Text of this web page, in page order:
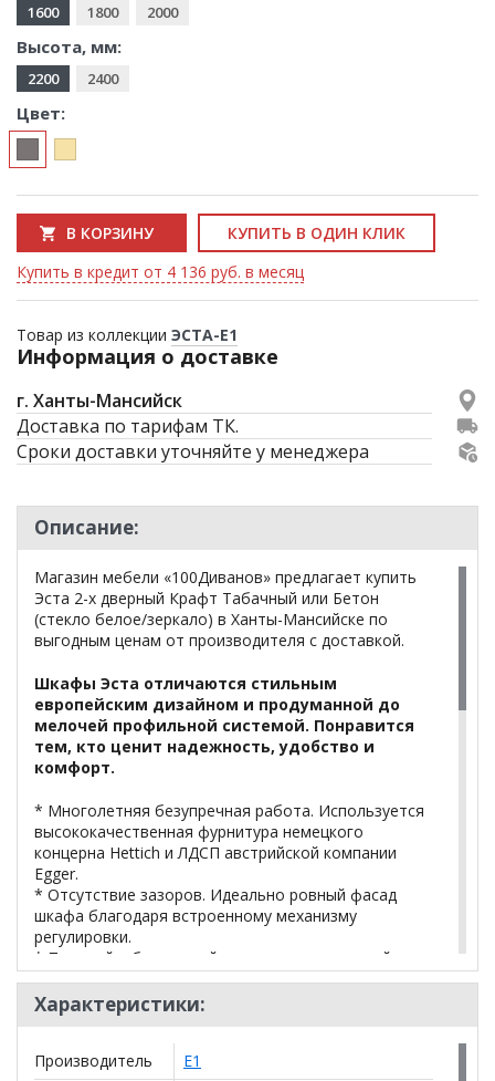
1600 1800 2000
Высота, мм:
2200 2400
Цвет:
В КОРЗИНУ
КУПИТЬ В ОДИН КЛИК
Купить в кредит от 4 136 руб. в месяц
Товар из коллекции ЭСТА-E1
Информация о доставке
г. Ханты-Мансийск
Доставка по тарифам ТК.
Сроки доставки уточняйте у менеджера
Описание:
Магазин мебели «100Диванов» предлагает купить
Эста 2-х дверный Крафт Табачный или Бетон
(стекло белое/зеркало) в Ханты-Мансийске по
выгодным ценам от производителя с доставкой.
Шкафы Эста отличаются стильным
европейским дизайном и продуманной до
мелочей профильной системой. Понравится
тем, кто ценит надежность, удобство и
комфорт.
* Многолетняя безупречная работа. Используется
высококачественная фурнитура немецкого
концерна Hettich и ЛДСП австрийской компании
Egger.
* Отсутствие зазоров. Идеально ровный фасад
шкафа благодаря встроенному механизму
регулировки.
* Плавный и бесшумный ход массивных дверей
обеспечивает «умная» дверная система Hettich Top
Line L, вес каждой двери может быть до 50 кг.
* Крепление полок. Благодаря металлическому
стягивающему крепежу Hettich полки шкафа
полностью обездвижены, не выскакивают из
Характеристики:
Производитель
Е1